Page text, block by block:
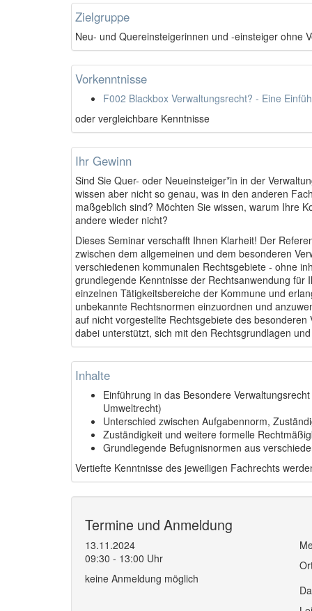
Zielgruppe
Neu- und Quereinsteigerinnen und -einsteiger ohne
Vorkenntnisse
F002 Blackbox Verwaltungsrecht? - Eine
oder vergleichbare Kenntnisse
Ihr Gewinn
Sind Sie Quer- oder Neueinsteiger*in in der
wissen aber nicht so genau, was in den anderen
maßgeblich sind? Möchten Sie wissen, warum Ihre
andere wieder nicht?
Dieses Seminar verschafft Ihnen Klarheit! Der
zwischen dem allgemeinen und dem besonderen
verschiedenen kommunalen Rechtsgebiete - ohne
grundlegende Kenntnisse der Rechtsanwendung
einzelnen Tätigkeitsbereiche der Kommune und
unbekannte Rechtsnormen einzuordnen und
auf nicht vorgestellte Rechtsgebiete des
dabei unterstützt, sich mit den Rechtsgrundlagen
Inhalte
Einführung in das Besondere
Umweltrecht)
Unterschied zwischen Aufgabennorm,
Zuständigkeit und weitere formelle
Grundlegende Befugnisnormen aus
Vertiefte Kenntnisse des jeweiligen Fachrechts
Termine und Anmeldung
13.11.2024
09:30 - 13:00 Uhr
keine Anmeldung möglich